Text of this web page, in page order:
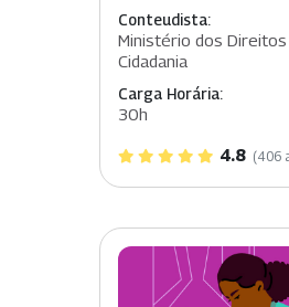
Conteudista:
Ministério dos
Cidadania
Carga Horária:
30h
4.8 (406